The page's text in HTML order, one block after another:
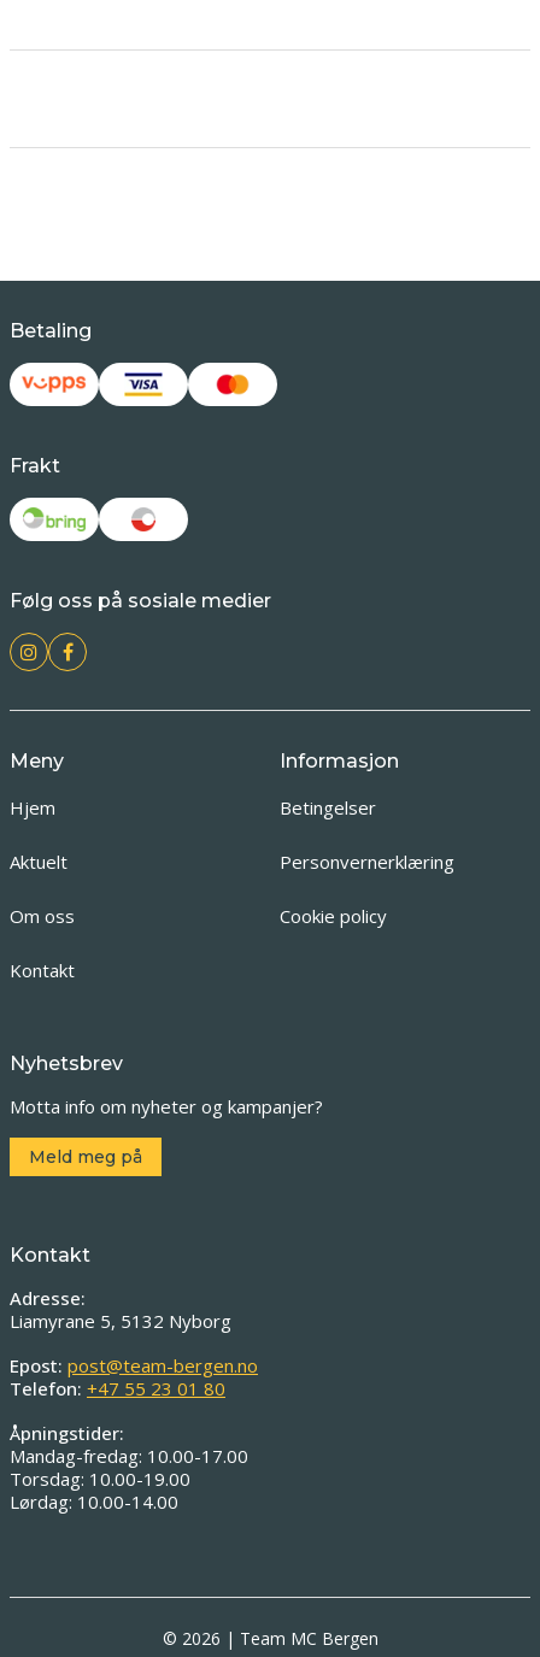
Betaling
Frakt
Følg oss på sosiale medier
Meny
Hjem
Aktuelt
Om oss
Kontakt
Informasjon
Betingelser
Personvernerklæring
Cookie policy
Nyhetsbrev
Motta info om nyheter og kampanjer?
Meld meg på
Kontakt
Adresse:
Liamyrane 5, 5132 Nyborg
Epost: post@team-bergen.no
Telefon: +47 55 23 01 80
Åpningstider:
Mandag-fredag: 10.00-17.00
Torsdag: 10.00-19.00
Lørdag: 10.00-14.00
© 2026 | Team MC Bergen